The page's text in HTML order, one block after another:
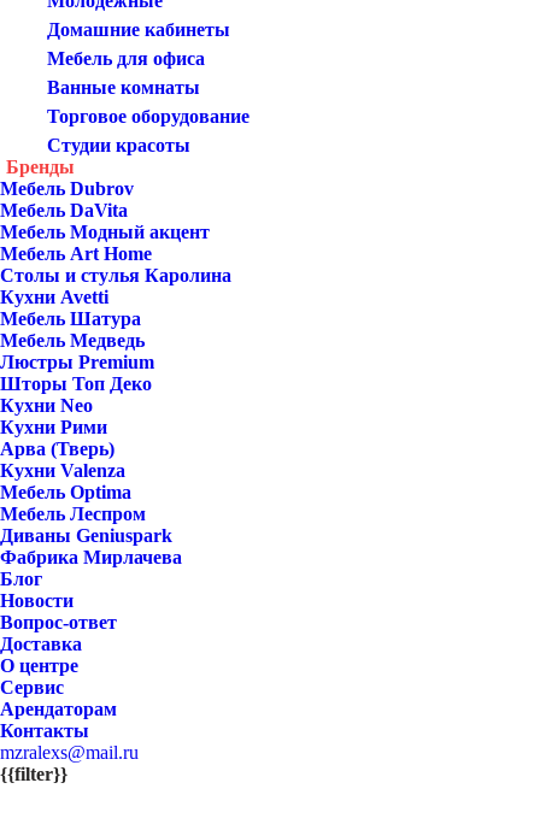
Домашние кабинеты
Мебель для офиса
Ванные комнаты
Торговое оборудование
Студии красоты
Бренды
Мебель Dubrov
Мебель DaVita
Мебель Модный акцент
Мебель Art Home
Столы и стулья Каролина
Кухни Avetti
Мебель Шатура
Мебель Медведь
Люстры Premium
Шторы Топ Деко
Кухни Neo
Кухни Рими
Арва (Тверь)
Кухни Valenza
Мебель Optima
Мебель Леспром
Диваны Geniuspark
Фабрика Мирлачева
Блог
Новости
Вопрос-ответ
Доставка
О центре
Сервис
Арендаторам
Контакты
mzralexs@mail.ru
{{filter}}